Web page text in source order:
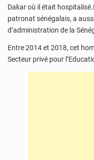
Dakar où il était
patronat sénégalais, a
d’administration de la
Entre 2014 et 2018, cet
Secteur privé pour